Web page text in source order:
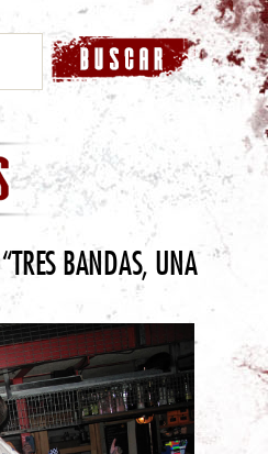
BANDAS, UNA